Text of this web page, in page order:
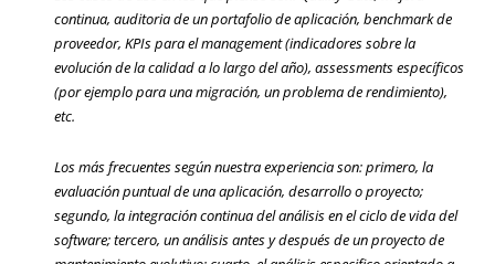
continua, auditoria de un portafolio de aplicación, benchmark de
proveedor, KPIs para el management (indicadores sobre la
evolución de la calidad a lo largo del año), assessments específicos
(por ejemplo para una migración, un problema de rendimiento),
etc.
Los más frecuentes según nuestra experiencia son: primero, la
evaluación puntual de una aplicación, desarrollo o proyecto;
segundo, la integración continua del análisis en el ciclo de vida del
software; tercero, un análisis antes y después de un proyecto de